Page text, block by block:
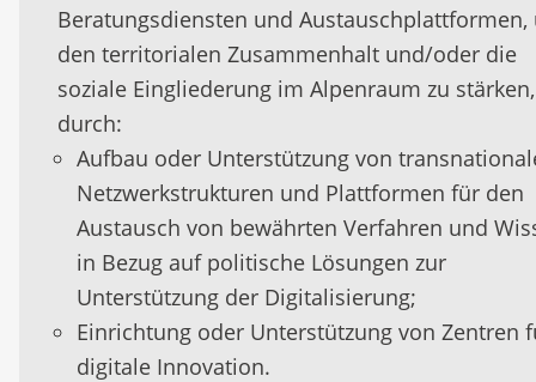
Beratungsdiensten und Austauschplattformen,
den territorialen Zusammenhalt und/oder die
soziale Eingliederung im Alpenraum zu
durch:
Aufbau oder Unterstützung von
Netzwerkstrukturen und Plattformen für den
Austausch von bewährten Verfahren und
in Bezug auf politische Lösungen zur
Unterstützung der Digitalisierung;
Einrichtung oder Unterstützung von Zentren
digitale Innovation.